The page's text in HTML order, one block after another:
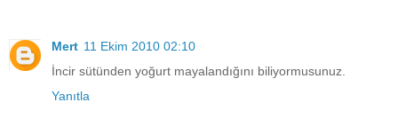
Mert 11 Ekim 2010 02:10
İncir sütünden yoğurt mayalandığını biliyormusunuz.
Yanıtla